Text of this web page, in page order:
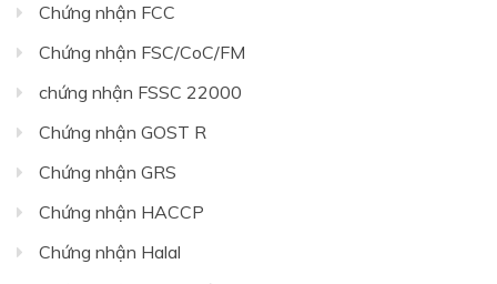
Chứng nhận FCC
Chứng nhận FSC/CoC/FM
chứng nhận FSSC 22000
Chứng nhận GOST R
Chứng nhận GRS
Chứng nhận HACCP
Chứng nhận Halal